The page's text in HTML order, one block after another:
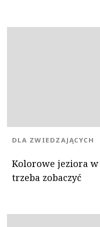
Kolorowe jeziora w
trzeba zobaczyć
KATEGORIA:
DLA ZWIEDZAJĄCYCH